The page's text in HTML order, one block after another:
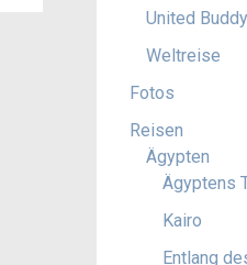
United
Weltreise
Fotos
Reisen
Ägypten
Ägyptens
Kairo
Entlang